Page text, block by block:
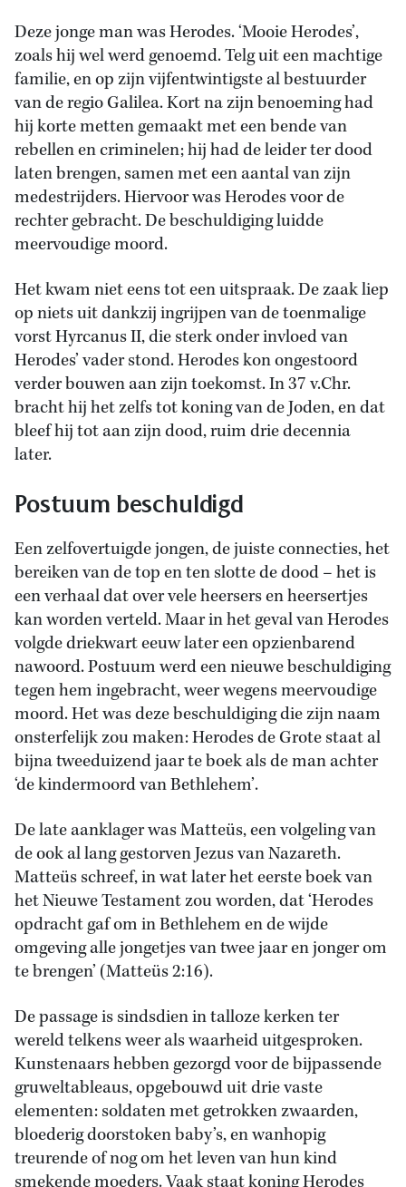
Deze jonge man was Herodes. ‘Mooie Herodes’,
zoals hij wel werd genoemd. Telg uit een machtige
familie, en op zijn vijfentwintigste al bestuurder
van de regio Galilea. Kort na zijn benoeming had
hij korte metten gemaakt met een bende van
rebellen en criminelen; hij had de leider ter dood
laten brengen, samen met een aantal van zijn
medestrijders. Hiervoor was Herodes voor de
rechter gebracht. De beschuldiging luidde
meervoudige moord.
Het kwam niet eens tot een uitspraak. De zaak liep
op niets uit dankzij ingrijpen van de toenmalige
vorst Hyrcanus II, die sterk onder invloed van
Herodes’ vader stond. Herodes kon ongestoord
verder bouwen aan zijn toekomst. In 37 v.Chr.
bracht hij het zelfs tot koning van de Joden, en dat
bleef hij tot aan zijn dood, ruim drie decennia
later.
Postuum beschuldigd
Een zelfovertuigde jongen, de juiste connecties, het
bereiken van de top en ten slotte de dood – het is
een verhaal dat over vele heersers en heersertjes
kan worden verteld. Maar in het geval van Herodes
volgde driekwart eeuw later een opzienbarend
nawoord. Postuum werd een nieuwe beschuldiging
tegen hem ingebracht, weer wegens meervoudige
moord. Het was deze beschuldiging die zijn naam
onsterfelijk zou maken: Herodes de Grote staat al
bijna tweeduizend jaar te boek als de man achter
‘de kindermoord van Bethlehem’.
De late aanklager was Matteüs, een volgeling van
de ook al lang gestorven Jezus van Nazareth.
Matteüs schreef, in wat later het eerste boek van
het Nieuwe Testament zou worden, dat ‘Herodes
opdracht gaf om in Bethlehem en de wijde
omgeving alle jongetjes van twee jaar en jonger om
te brengen’ (Matteüs 2:16).
De passage is sindsdien in talloze kerken ter
wereld telkens weer als waarheid uitgesproken.
Kunstenaars hebben gezorgd voor de bijpassende
gruweltableaus, opgebouwd uit drie vaste
elementen: soldaten met getrokken zwaarden,
bloederig doorstoken baby’s, en wanhopig
treurende of nog om het leven van hun kind